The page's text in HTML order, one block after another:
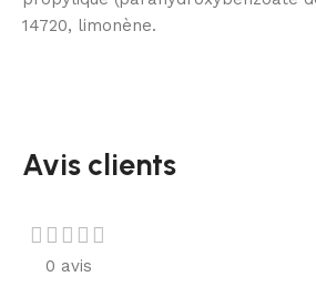
14720, limonène.
Avis clients
0 avis